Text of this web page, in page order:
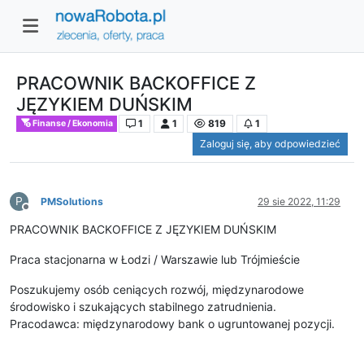
PRACOWNIK BACKOFFICE Z
JĘZYKIEM DUŃSKIM
Finanse / Ekonomia 1 1 819
1
Zaloguj się, aby odpowiedzieć
P
Niedostępny
PMSolutions 29 sie 2022, 11:29
PRACOWNIK BACKOFFICE Z JĘZYKIEM DUŃSKIM
Praca stacjonarna w Łodzi / Warszawie lub Trójmieście
Poszukujemy osób ceniących rozwój, międzynarodowe
środowisko i szukających stabilnego zatrudnienia.
Pracodawca: międzynarodowy bank o ugruntowanej pozycji.